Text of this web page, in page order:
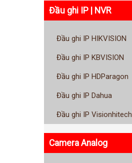
Đầu ghi IP | NVR
Đầu ghi IP HIKVISION
Đầu ghi IP KBVISION
Đầu ghi IP HDParagon
Đầu ghi IP Dahua
Đầu ghi IP Visionhitech
Camera Analog